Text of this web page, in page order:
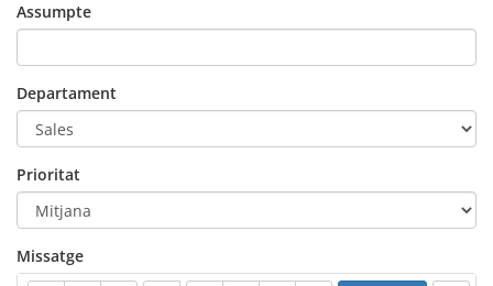
Assumpte
Departament
Prioritat
Missatge